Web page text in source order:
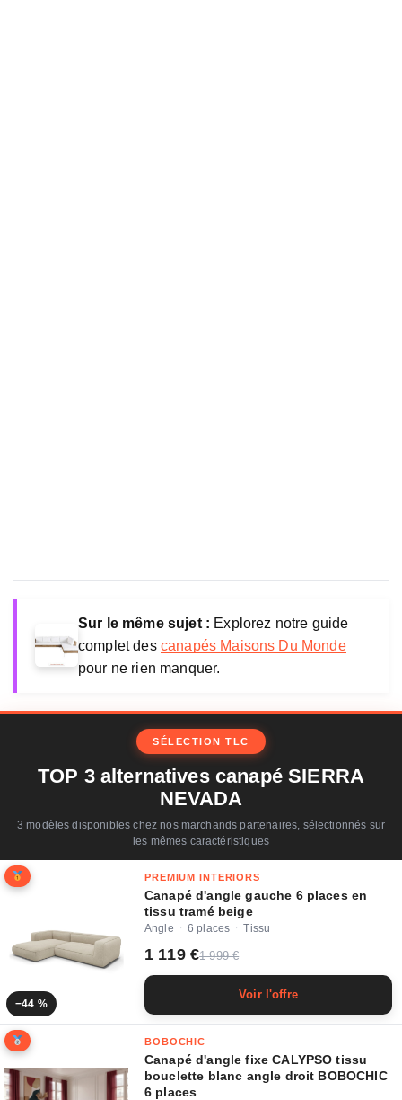
Sur le même sujet : Explorez notre guide
complet des canapés Maisons Du Monde
pour ne rien manquer.
SÉLECTION TLC
TOP 3 alternatives canapé SIERRA
NEVADA
3 modèles disponibles chez nos marchands partenaires, sélectionnés sur
les mêmes caractéristiques
−44 %
PREMIUM INTERIORS
Canapé d'angle gauche 6 places en
tissu tramé beige
Angle · 6 places · Tissu
1 119 €1 999 €
Voir l'offre
BOBOCHIC
Canapé d'angle fixe CALYPSO tissu
bouclette blanc angle droit BOBOCHIC
6 places